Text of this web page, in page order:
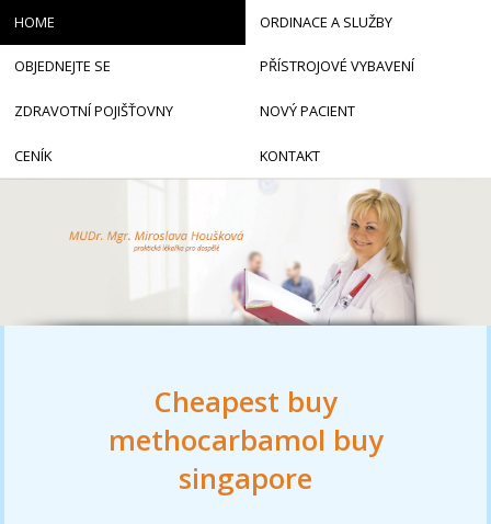
Cheapest buy
methocarbamol buy
singapore
HOME ORDINACE A SLUŽBY
OBJEDNEJTE SE PŘÍSTROJOVÉ VYBAVENÍ
ZDRAVOTNÍ POJIŠŤOVNY NOVÝ PACIENT
CENÍK KONTAKT